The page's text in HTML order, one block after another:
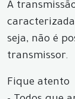
A
seja, não é
transmissor.
Fique atento